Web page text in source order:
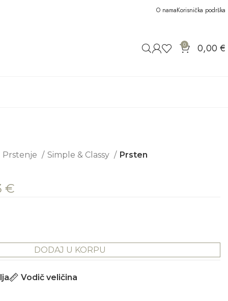
O namaKorisnička podrška
0 0,00 €
Prstenje Simple & Classy Prsten
€
DODAJ U KORPU
Vodič veličina